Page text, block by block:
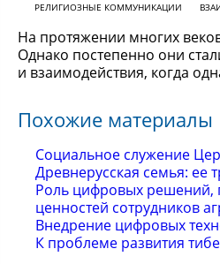
РЕЛИГИОЗНЫЕ КОММУНИКАЦИИ
На протяжении многих
Однако постепенно они
и взаимодействия, когда
Похожие материалы
Социальное служение
Древнерусская семья: ее
Роль цифровых решений,
ценностей сотрудников
Внедрение цифровых
К проблеме развития